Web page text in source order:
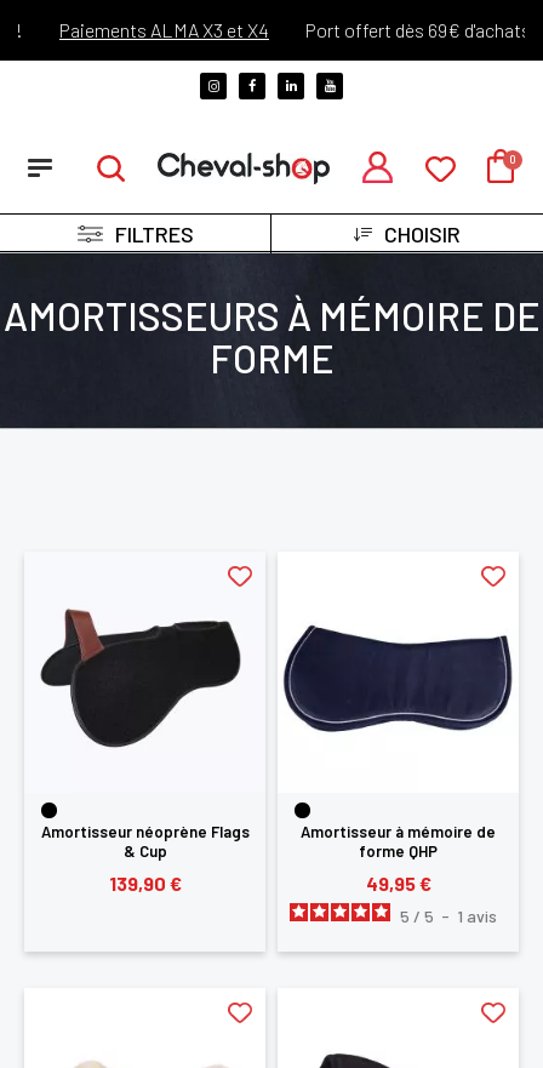
Paiements ALMA X3 et X4 Port offert dès 69€ d'achats !*
FILTRES CHOISIR
AMORTISSEURS À MÉMOIRE DE
FORME
Amortisseur néoprène Flags
& Cup
139,90 €
Amortisseur à mémoire de
forme QHP
49,95 €
5 / 5 - 1 avis